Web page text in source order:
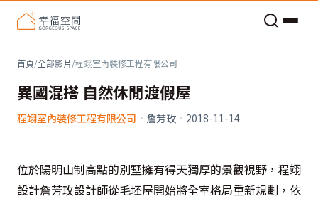
首頁/全部影片/程翊室內裝修工程有限公司
異國混搭 自然休閒渡假屋
程翊室內裝修工程有限公司 · 詹芳玫 · 2018-11-14
位於陽明山制高點的別墅擁有得天獨厚的景觀視野，程翊
設計詹芳玫設計師從毛坯屋開始將全室格局重新規劃，依